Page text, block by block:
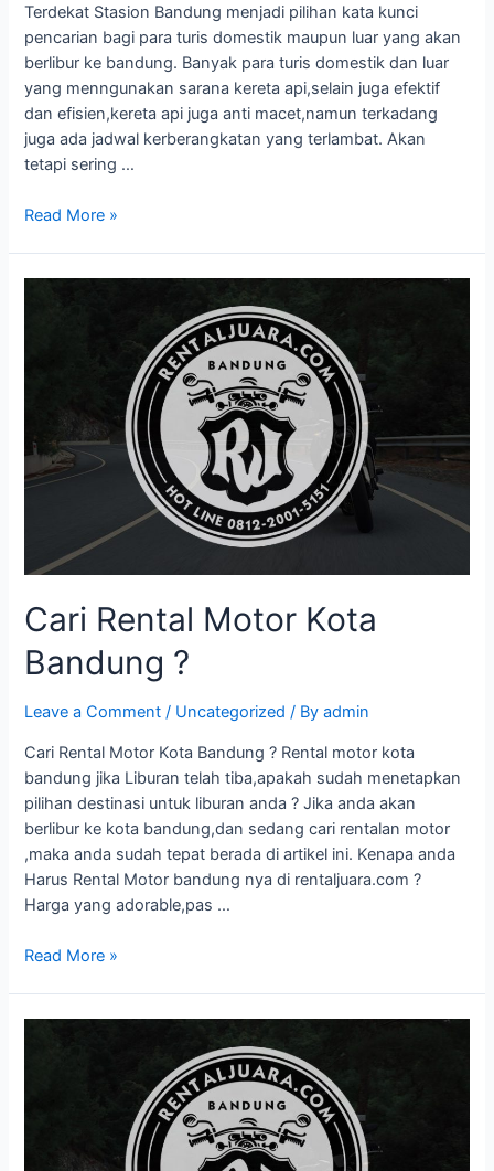
Terdekat Stasion Bandung menjadi pilihan kata kunci
pencarian bagi para turis domestik maupun luar yang akan
berlibur ke bandung. Banyak para turis domestik dan luar
yang menngunakan sarana kereta api,selain juga efektif
dan efisien,kereta api juga anti macet,namun terkadang
juga ada jadwal kerberangkatan yang terlambat. Akan
tetapi sering …
Read More »
Cari Rental Motor Kota
Bandung ?
Leave a Comment / Uncategorized / Byadmin
Cari Rental Motor Kota Bandung ? Rental motor kota
bandung jika Liburan telah tiba,apakah sudah menetapkan
pilihan destinasi untuk liburan anda ? Jika anda akan
berlibur ke kota bandung,dan sedang cari rentalan motor
,maka anda sudah tepat berada di artikel ini. Kenapa anda
Harus Rental Motor bandung nya di rentaljuara.com ?
Harga yang adorable,pas …
Read More »